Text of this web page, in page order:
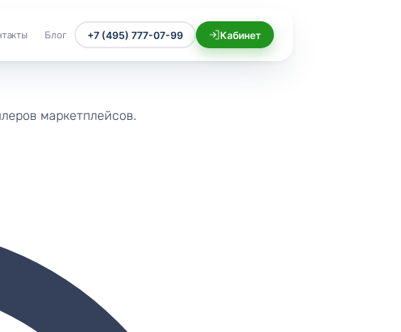
Блог +7 (495) 777-07-99 Кабинет
маркетплейсов.